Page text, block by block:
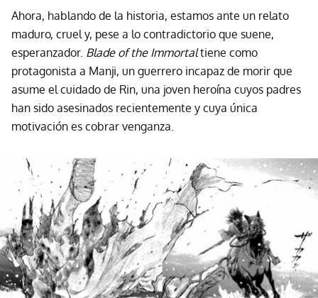
Ahora, hablando de la historia, estamos ante un relato
maduro, cruel y, pese a lo contradictorio que suene,
esperanzador. Blade of the Immortaltiene como
protagonista a Manji, un guerrero incapaz de morir que
asume el cuidado de Rin, una joven heroína cuyos padres
han sido asesinados recientemente y cuya única
motivación es cobrar venganza.